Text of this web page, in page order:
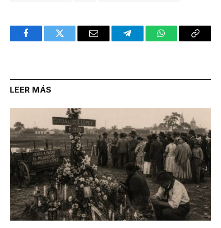
FacebookTwitter Email TelegramWhatsAppCopy
LEER MÁS